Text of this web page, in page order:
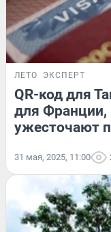
ЛЕТО ЭКСПЕРТ
QR-код для
для Франции,
ужесточают
31 мая, 2025, 11:00